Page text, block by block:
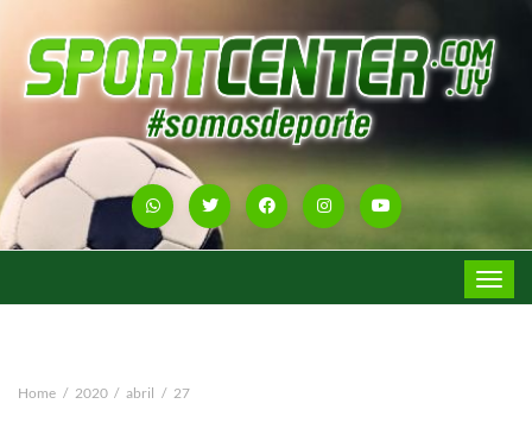
Toggle
Home 2020 abril 27